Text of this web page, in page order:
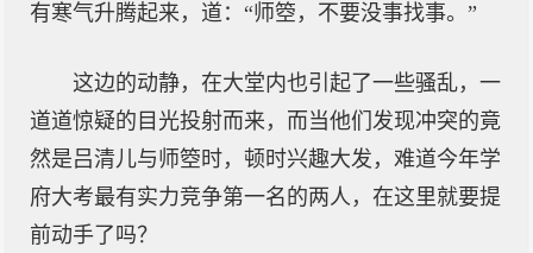
有寒气升腾起来，道：“师箜，不要没事找事。”
这边的动静，在大堂内也引起了一些骚乱，一
道道惊疑的目光投射而来，而当他们发现冲突的竟
然是吕清儿与师箜时，顿时兴趣大发，难道今年学
府大考最有实力竞争第一名的两人，在这里就要提
前动手了吗？